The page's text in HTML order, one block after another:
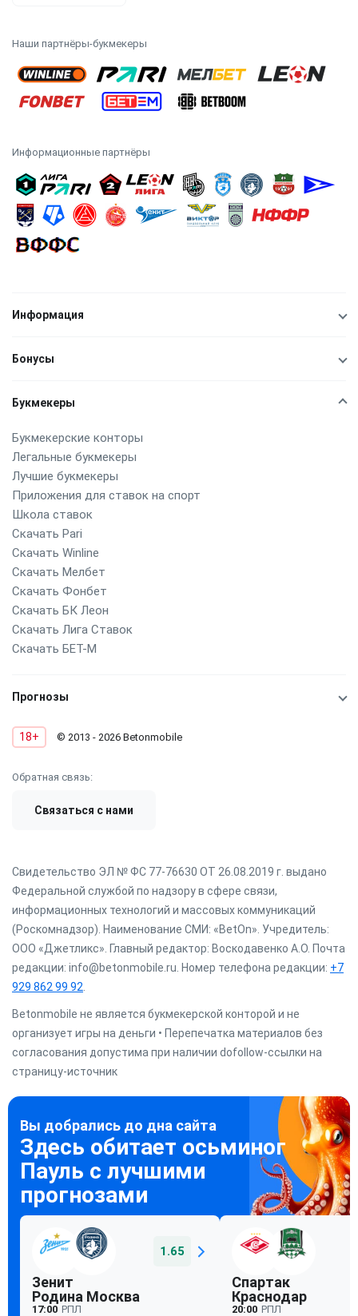
Наши партнёры-букмекеры
Информационные партнёры
Информация
Бонусы
Букмекеры
Букмекерские конторы
Легальные букмекеры
Лучшие букмекеры
Приложения для ставок на спорт
Школа ставок
Скачать Pari
Скачать Winline
Скачать Мелбет
Скачать Фонбет
Скачать БК Леон
Скачать Лига Ставок
Скачать БЕТ-М
Прогнозы
18+ © 2013 - 2026 Betonmobile
Обратная связь:
Связаться с нами
Свидетельство ЭЛ № ФС 77-76630 ОТ 26.08.2019 г. выдано
Федеральной службой по надзору в сфере связи,
информационных технологий и массовых коммуникаций
(Роскомнадзор). Наименование СМИ: «BetOn». Учредитель:
ООО «Джетликс». Главный редактор: Воскодавенко А.О. Почта
редакции: info@betonmobile.ru. Номер телефона редакции: +7
929 862 99 92
Betonmobile не является букмекерской конторой и не
организует игры на деньги • Перепечатка материалов без
согласования допустима при наличии dofollow-ссылки на
страницу-источник
1.65
Зенит
Родина Москва
17:00 РПЛ
Спартак
Краснодар
20:00 РПЛ